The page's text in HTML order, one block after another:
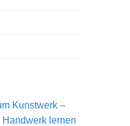
Kunstwerk –
Handwerk lernen